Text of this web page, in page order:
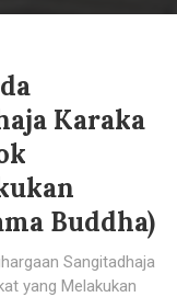
Karaka
Buddha)
Sangitadhaja
yang Melakukan